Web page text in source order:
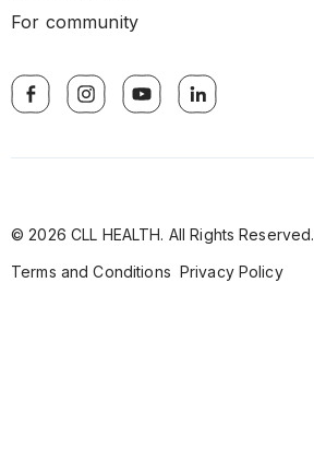
For community
© 2026 CLL HEALTH. All Rights Reserved.
Terms and Conditions Privacy Policy